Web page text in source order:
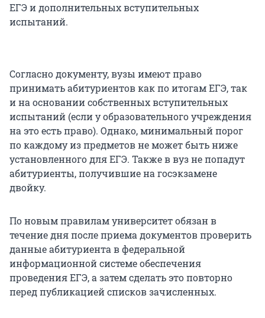
ЕГЭ и дополнительных вступительных
испытаний.
Согласно документу, вузы имеют право
принимать абитуриентов как по итогам ЕГЭ, так
и на основании собственных вступительных
испытаний (если у образовательного учреждения
на это есть право). Однако, минимальный порог
по каждому из предметов не может быть ниже
установленного для ЕГЭ. Также в вуз не попадут
абитуриенты, получившие на госэкзамене
двойку.
По новым правилам университет обязан в
течение дня после приема документов проверить
данные абитуриента в федеральной
информационной системе обеспечения
проведения ЕГЭ, а затем сделать это повторно
перед публикацией списков зачисленных.